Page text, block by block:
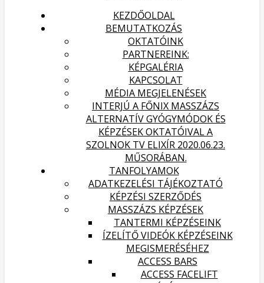
KEZDŐOLDAL
BEMUTATKOZÁS
OKTATÓINK
PARTNEREINK:
KÉPGALÉRIA
KAPCSOLAT
MÉDIA MEGJELENÉSEK
INTERJÚ A FŐNIX MASSZÁZS
ALTERNATÍV GYÓGYMÓDOK ÉS
KÉPZÉSEK OKTATÓIVAL A
SZOLNOK TV ELIXÍR 2020.06.23.
MŰSORÁBAN.
TANFOLYAMOK
ADATKEZELÉSI TÁJÉKOZTATÓ
KÉPZÉSI SZERZŐDÉS
MASSZÁZS KÉPZÉSEK
TANTERMI KÉPZÉSEINK
ÍZELÍTŐ VIDEÓK KÉPZÉSEINK
MEGISMERÉSÉHEZ
ACCESS BARS
ACCESS FACELIFT